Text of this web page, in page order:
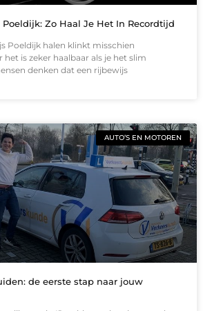
Zo Haal Je Het In Recordtijd
Poeldijk halen klinkt misschien
is zeker haalbaar als je het slim
denken dat een rijbewijs
AUTO’S EN MOTOREN
de eerste stap naar jouw